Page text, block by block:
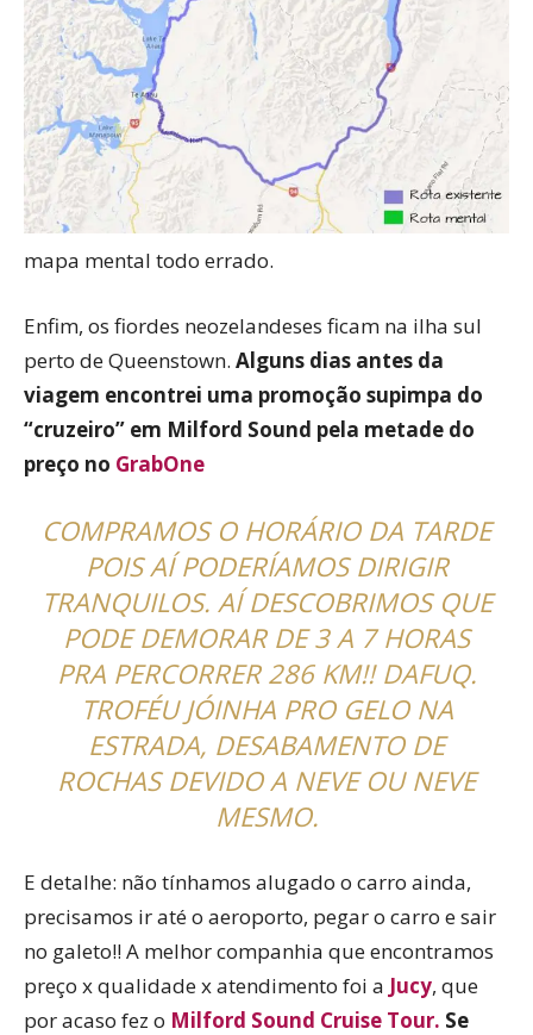
mapa mental todo errado.
Enfim, os fiordes neozelandeses ficam na ilha sul
perto de Queenstown. Alguns dias antes da
viagem encontrei uma promoção supimpa do
“cruzeiro” em Milford Sound pela metade do
preço no GrabOne
COMPRAMOS O HORÁRIO DA TARDE
POIS AÍ PODERÍAMOS DIRIGIR
TRANQUILOS. AÍ DESCOBRIMOS QUE
PODE DEMORAR DE 3 A 7 HORAS
PRA PERCORRER 286 KM!! DAFUQ.
TROFÉU JÓINHA PRO GELO NA
ESTRADA, DESABAMENTO DE
ROCHAS DEVIDO A NEVE OU NEVE
MESMO.
E detalhe: não tínhamos alugado o carro ainda,
precisamos ir até o aeroporto, pegar o carro e sair
no galeto!! A melhor companhia que encontramos
preço x qualidade x atendimento foi a Jucy, que
por acaso fez o Milford Sound Cruise Tour. Se